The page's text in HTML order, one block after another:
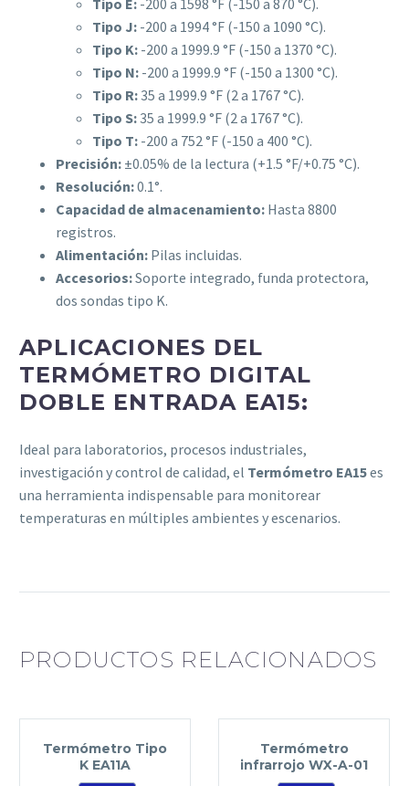
Tipo E: -200 a 1598 °F (-150 a 870 °C).
Tipo J: -200 a 1994 °F (-150 a 1090 °C).
Tipo K: -200 a 1999.9 °F (-150 a 1370 °C).
Tipo N: -200 a 1999.9 °F (-150 a 1300 °C).
Tipo R:35 a 1999.9 °F (2 a 1767 °C).
Tipo S:35 a 1999.9 °F (2 a 1767 °C).
Tipo T: -200 a 752 °F (-150 a 400 °C).
Precisión: ±0.05% de la lectura (+1.5 °F/+0.75 °C).
Resolución:0.1°.
Capacidad de almacenamiento: Hasta 8800
registros.
Alimentación: Pilas incluidas.
Accesorios:Soporte integrado, funda protectora,
dos sondas tipo K.
APLICACIONES DEL
TERMÓMETRO DIGITAL
DOBLE ENTRADA EA15:
Ideal para laboratorios, procesos industriales,
investigación y control de calidad, el Termómetro EA15es
una herramienta indispensable para monitorear
temperaturas en múltiples ambientes y escenarios.
PRODUCTOS RELACIONADOS
Termómetro Tipo
K EA11A
Termómetro
infrarrojo WX-A-01